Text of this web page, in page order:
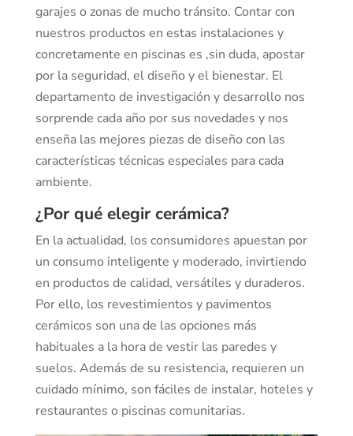
garajes o zonas de mucho tránsito. Contar con
nuestros productos en estas instalaciones y
concretamente en piscinas es ,sin duda, apostar
por la seguridad, el diseño y el bienestar. El
departamento de investigación y desarrollo nos
sorprende cada año por sus novedades y nos
enseña las mejores piezas de diseño con las
características técnicas especiales para cada
ambiente.
¿Por qué elegir cerámica?
En la actualidad, los consumidores apuestan por
un consumo inteligente y moderado, invirtiendo
en productos de calidad, versátiles y duraderos.
Por ello, los revestimientos y pavimentos
cerámicos son una de las opciones más
habituales a la hora de vestir las paredes y
suelos. Además de su resistencia, requieren un
cuidado mínimo, son fáciles de instalar, hoteles y
restaurantes o piscinas comunitarias.